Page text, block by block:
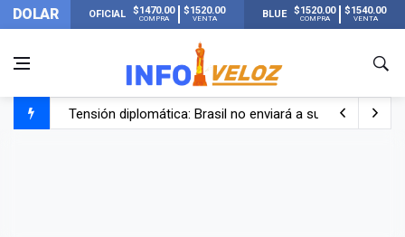
DOLAR OFICIAL $1470.00
COMPRA
$1520.00
VENTA BLUE $1520.00
COMPRA
$1540.00
VENTA
Tensión diplomática: Brasil no enviará a su embajador